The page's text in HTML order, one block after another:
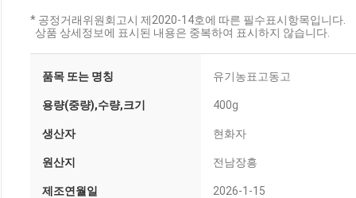
* 공정거래위원회고시 제2020-14호에 따른 필수표시항목입니다.
상품 상세정보에 표시된 내용은 중복하여 표시하지 않습니다.
품목 또는 명칭 유기농표고동고
용량(중량),수량,크기 400g
생산자 현화자
원산지 전남장흥
제조연월일 2026-1-15